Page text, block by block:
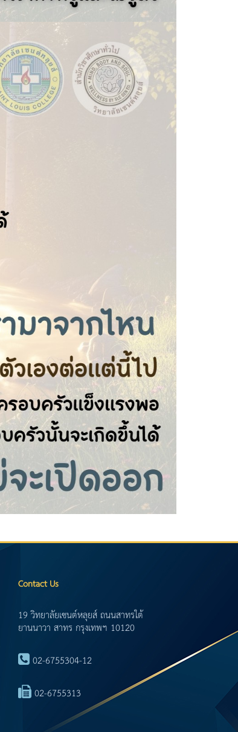
Contact Us
19 วิทยาลัยเซนต์หลุยส์ ถนนสาทรใต้
ยานนาวา สาทร กรุงเทพฯ 10120
02-6755304-12
02-6755313